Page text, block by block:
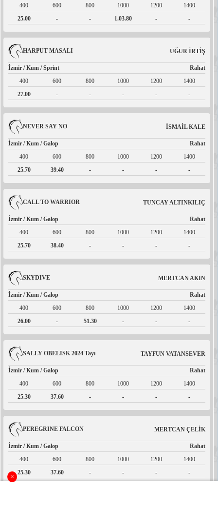
400
600 800 1000 1200
1400
25.00
- - 1.03.80 - -
HARPUT MASALI UĞUR İRTİŞ
İzmir / Kum / Sprint
Rahat
400
600 800 1000 1200
1400
27.00
- - - - -
NEVER SAY NO İSMAİL KALE
İzmir / Kum / Galop
Rahat
400
600 800 1000 1200
1400
25.70
39.40 - - - -
CALL TO WARRIOR TUNCAY ALTINKILIÇ
İzmir / Kum / Galop
Rahat
400
600 800 1000 1200
1400
25.70
38.40 - - - -
SKYDIVE MERTCAN AKIN
İzmir / Kum / Galop
Rahat
400
600 800 1000 1200
1400
26.00
- 51.30 - - -
SALLY OBELISK 2024 Tayı TAYFUN VATANSEVER
İzmir / Kum / Galop
Rahat
400
600 800 1000 1200
1400
25.30
37.60 - - - -
PEREGRINE FALCON MERTCAN ÇELİK
İzmir / Kum / Galop
Rahat
400
600 800 1000 1200
1400
25.30
37.60 - - - -
×